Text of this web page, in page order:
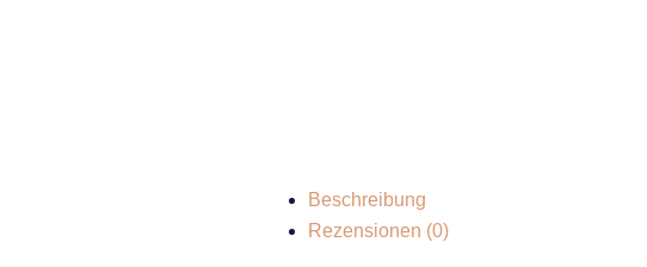
Beschreibung
Rezensionen (0)